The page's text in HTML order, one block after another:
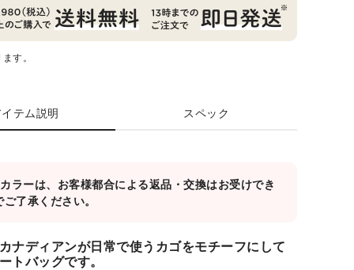
す。
イテム説明 スペック
ラーは、お客様都合による返品・交換はお受けでき
了承ください。
ナディアンが日常で使うカゴをモチーフにして
トバッグです。